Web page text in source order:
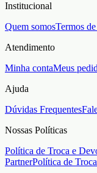
Institucional
Quem somosTermos
Atendimento
Minha contaMeus
Ajuda
Dúvidas Frequentes
Nossas Políticas
Política de Troca e
PartnerPolítica de